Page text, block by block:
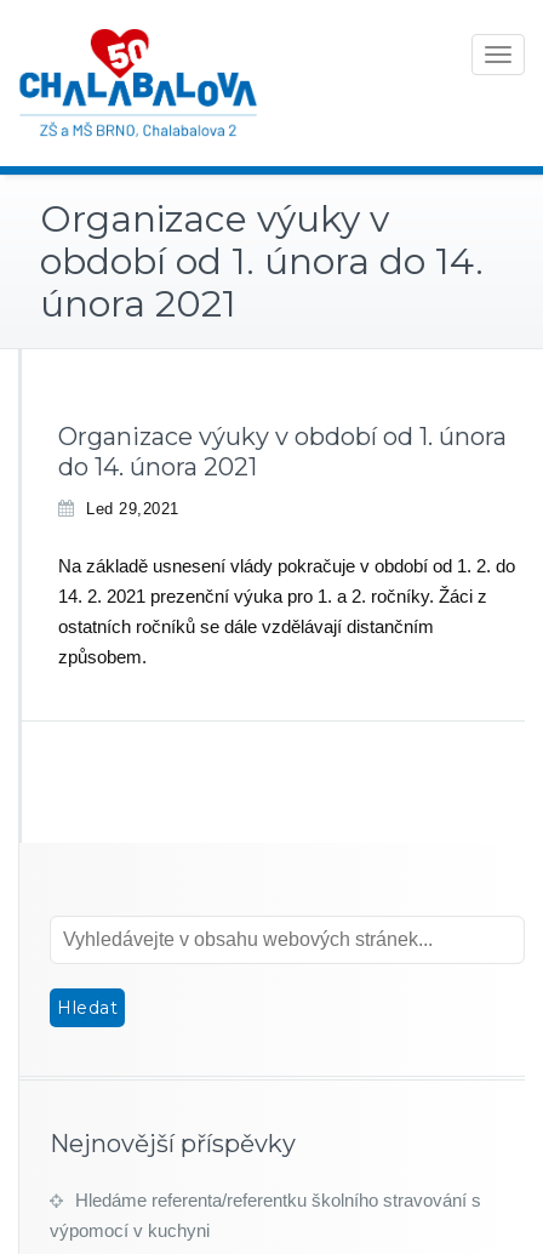
Toggle
Organizace výuky v
období od 1. února do 14.
února 2021
Organizace výuky v období od 1. února
do 14. února 2021
Led 29,2021
Na základě usnesení vlády pokračuje v období od 1. 2. do
14. 2. 2021 prezenční výuka pro 1. a 2. ročníky. Žáci z
ostatních ročníků se dále vzdělávají distančním
způsobem.
Nejnovější příspěvky
Hledáme referenta/referentku školního stravování s
výpomocí v kuchyni